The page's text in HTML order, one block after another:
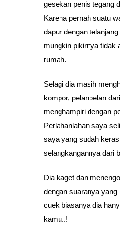
gesekan penis tegang
Karena pernah suatu
dapur dengan
mungkin pikirnya tidak
rumah.
Selagi dia masih
kompor, pelanpelan
menghampiri dengan
Perlahanlahan saya
saya yang sudah
selangkangannya dari
Dia kaget dan
dengan suaranya yang
cuek biasanya dia
kamu..!